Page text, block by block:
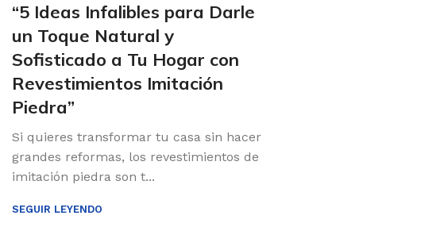
“5 Ideas Infalibles para Darle
un Toque Natural y
Sofisticado a Tu Hogar con
Revestimientos Imitación
Piedra”
Si quieres transformar tu casa sin hacer
grandes reformas, los revestimientos de
imitación piedra son t...
SEGUIR LEYENDO